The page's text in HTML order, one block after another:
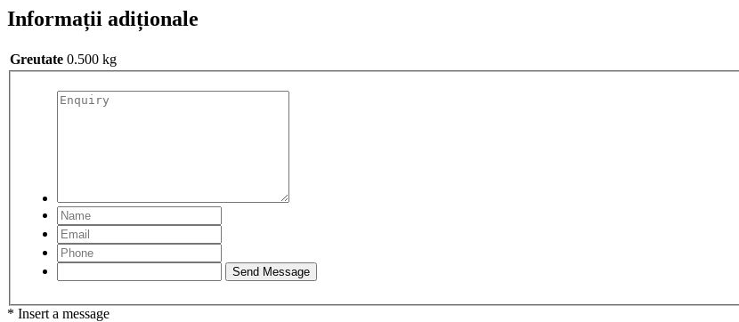
Informații adiționale
Greutate 0.500 kg
* Insert a message